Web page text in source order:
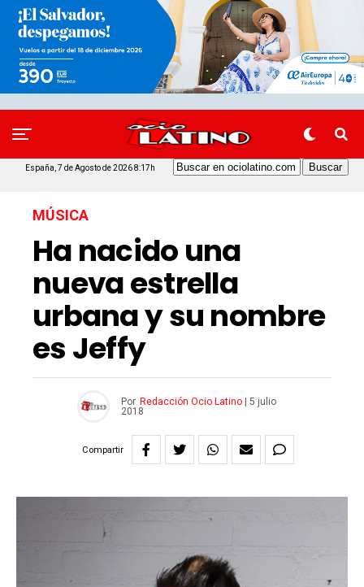
España, 7 de Agosto de 2026 8:17h
MÚSICA
Ha nacido una
nueva estrella
urbana y su nombre
es Jeffy
Por Redacción Ocio Latino
5 julio
2018
Compartir